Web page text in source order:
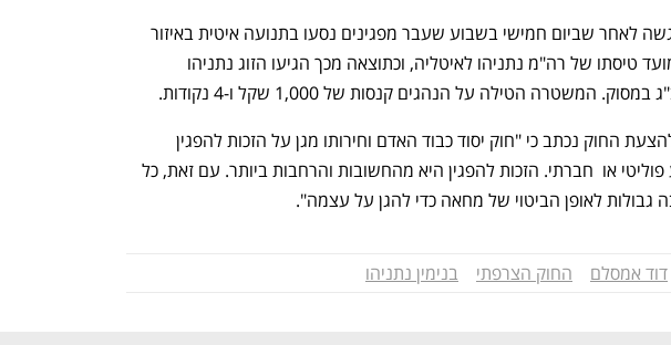
המשטרה הטילה על הנהגים קנסות של 1,000 שקל ו-4 נקודות.
גבולות לאופן הביטוי של מחאה כדי להגן על עצמה".
דוד אמסלם החוק הצרפתי בנימין נתניהו